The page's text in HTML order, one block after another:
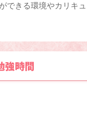
できる環境やカリキ
強時間